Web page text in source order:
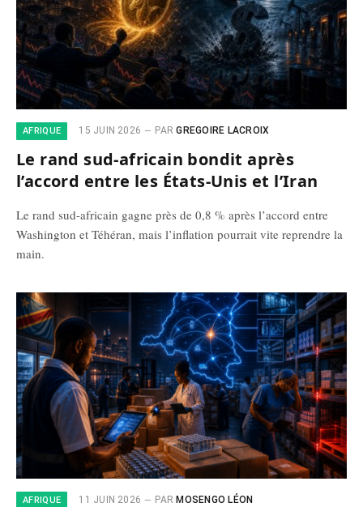
AFRIQUE 15 JUIN 2026 PAR GREGOIRE LACROIX
Le rand sud-africain bondit après
l’accord entre les États-Unis et l’Iran
Le rand sud-africain gagne près de 0,8 % après l’accord entre
Washington et Téhéran, mais l’inflation pourrait vite reprendre la
main.
AFRIQUE 11 JUIN 2026 PAR MOSENGO LÉON